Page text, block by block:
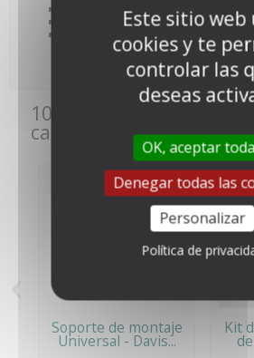
Kits Vantage Connect
Pasarela EnviroMonitor
Kits de energía solar
10 otros productos de la
categoría:
Soporte de montaje
Universal - Davis...
Kit
Este sitio web
cookies y te
controlar las
deseas
OK, aceptar
Denegar todas las
Personalizar
Política de